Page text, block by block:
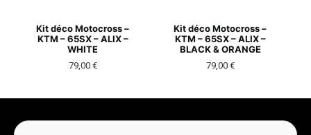
Kit déco Motocross –
KTM – 65SX – ALIX –
WHITE
79,00 €
Kit déco Motocross –
KTM – 65SX – ALIX –
BLACK & ORANGE
79,00 €